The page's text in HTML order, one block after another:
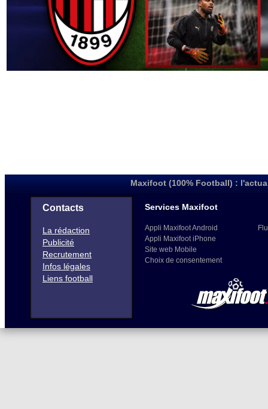
Maxifoot (100% Football) :
Contacts
La rédaction
Publicité
Recrutement
Infos légales
Liens football
Services Maxifoot
Appli Maxifoot Android
Appli Maxifoot iPhone
Site web Mobile
Choix de consentement